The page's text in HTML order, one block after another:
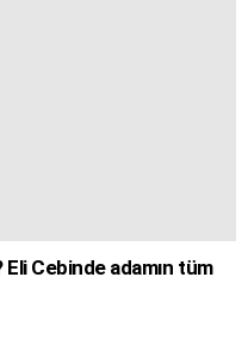
Cebinde adamın tüm